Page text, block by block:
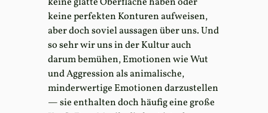
keine perfekten Konturen aufweisen,
aber doch soviel aussagen über uns. Und
so sehr wir uns in der Kultur auch
darum bemühen, Emotionen wie Wut
und Aggression als animalische,
minderwertige Emotionen darzustellen
— sie enthalten doch häufig eine große